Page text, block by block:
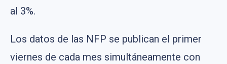
al 3%.
Los datos de las NFP se publican el primer
viernes de cada mes simultáneamente con